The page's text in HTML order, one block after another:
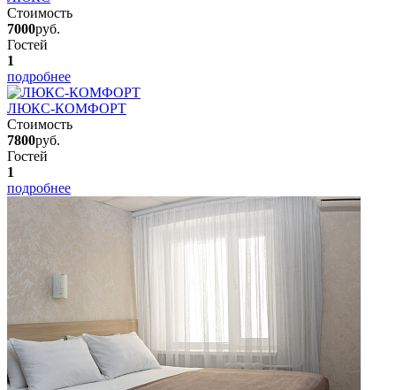
Стоимость
7000руб.
Гостей
1
подробнее
ЛЮКС-КОМФОРТ
Стоимость
7800руб.
Гостей
1
подробнее